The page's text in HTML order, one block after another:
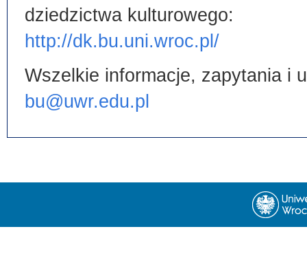
dziedzictwa kulturowego:
http://dk.bu.uni.wroc.pl/
Wszelkie informacje, zapytania i
bu@uwr.edu.pl